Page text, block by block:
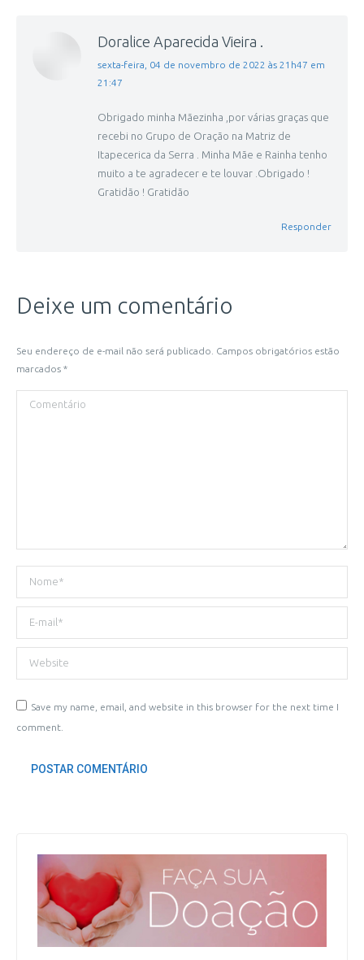
Doralice Aparecida Vieira .
disse:
sexta-feira, 04 de novembro de 2022 às 21h47 em
21:47
Obrigado minha Mãezinha ,por várias graças que
recebi no Grupo de Oração na Matriz de
Itapecerica da Serra . Minha Mãe e Rainha tenho
muito a te agradecer e te louvar .Obrigado !
Gratidão ! Gratidão
Responder
Deixe um comentário
Seu endereço de e-mail não será publicado. Campos obrigatórios estão
marcados *
Comentário
Nome *
E-mail *
Website
Save my name, email, and website in this browser for the next time I
comment.
POSTAR COMENTÁRIO